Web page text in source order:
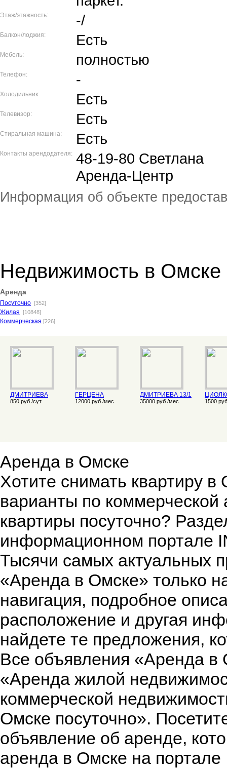
Этаж/этажность: -/
Балкон/лоджия: Есть
Мебель: полностью
Телефон: -
Холодильник: Есть
Телевизор: Есть
Стиральная машина: Есть
Контакты арендодателя: 48-19-80 Светлана
Аренда-Центр
Информация об объекте
Недвижимость в Омске
Аренда
Посуточно [352]
Жилая [10848]
Коммерческая [226]
ДМИТРИЕВА
850 руб./сут.
ГЕРЦЕНА
12000 руб./мес.
ДМИТРИЕВА 13/1
35000 руб./мес. 1500
Аренда в Омске
Хотите снимать квартиру
варианты по
квартиры посуточно?
информационном портале
Тысячи самых актуальных
«Аренда в Омске» только
навигация, подробное
расположение и другая
найдете те предложения,
Все объявления «Аренда в
«Аренда жилой
коммерческой
Омске посуточно».
объявление об аренде,
аренда в Омске на портале